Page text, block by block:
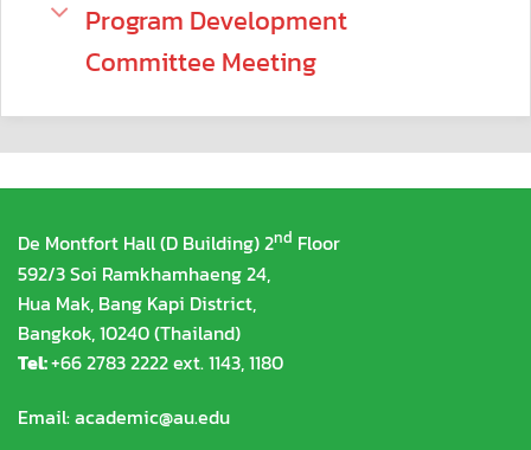
Program Development
Committee Meeting
De Montfort Hall (D Building) 2nd Floor
592/3 Soi Ramkhamhaeng 24,
Hua Mak, Bang Kapi District,
Bangkok, 10240 (Thailand)
Tel:+66 2783 2222 ext. 1143, 1180
Email:academic@au.edu